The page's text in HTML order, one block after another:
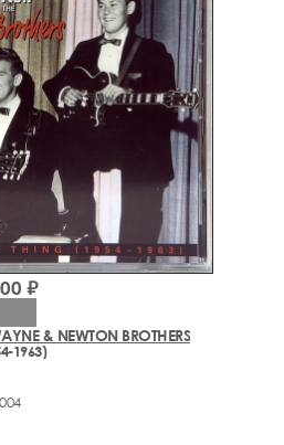
& NEWTON BROTHERS
1963)
₽